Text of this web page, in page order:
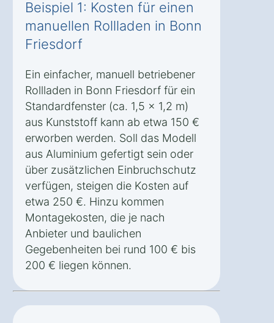
Beispiel 1: Kosten für einen
manuellen Rollladen in Bonn
Friesdorf
Ein einfacher, manuell betriebener
Rollladen in Bonn Friesdorf für ein
Standardfenster (ca. 1,5 x 1,2 m)
aus Kunststoff kann ab etwa 150 €
erworben werden. Soll das Modell
aus Aluminium gefertigt sein oder
über zusätzlichen Einbruchschutz
verfügen, steigen die Kosten auf
etwa 250 €. Hinzu kommen
Montagekosten, die je nach
Anbieter und baulichen
Gegebenheiten bei rund 100 € bis
200 € liegen können.